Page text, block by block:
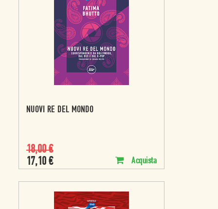
NUOVI RE DEL MONDO
18,00€
17,10 € Acquista